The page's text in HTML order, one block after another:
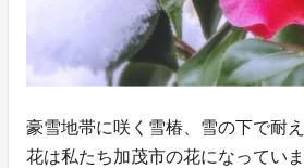
豪雪地帯に咲く雪椿、雪の下で耐
花は私たち加茂市の花になっていま